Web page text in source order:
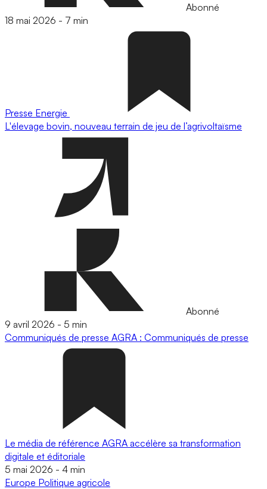
Abonné
18 mai 2026 - 7 min
Presse Energie
L'élevage bovin, nouveau terrain de jeu de l’agrivoltaïsme
Abonné
9 avril 2026 - 5 min
Communiqués de presse AGRA : Communiqués de presse
Le média de référence AGRA accélère sa transformation
digitale et éditoriale
5 mai 2026 - 4 min
Europe Politique agricole